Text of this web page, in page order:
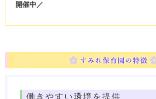
開催中／
働きやすい環境を提供